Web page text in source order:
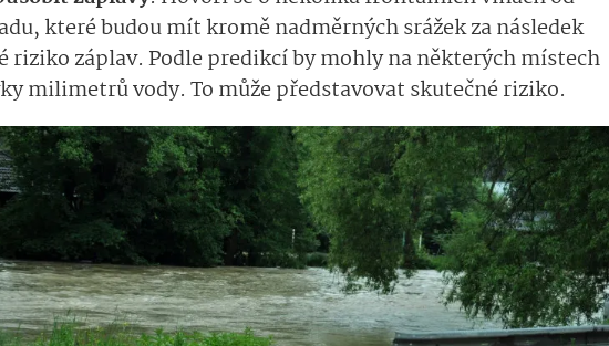
které budou mít kromě nadměrných srážek za následek
riziko záplav. Podle predikcí by mohly na některých místech
milimetrů vody. To může představovat skutečné riziko.